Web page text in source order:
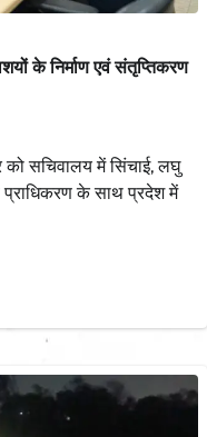
के निर्माण एवं संतृप्तिकरण
को सचिवालय में सिंचाई, लघु
प्राधिकरण के साथ प्रदेश में